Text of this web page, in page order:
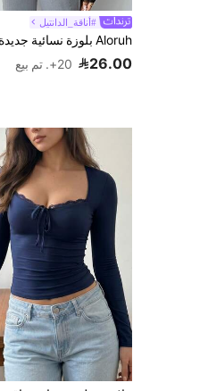
#أناقة_الدانتيل
26.00 20+. تم بيع